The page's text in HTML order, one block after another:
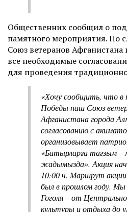
Общественник сообщил о
памятного мероприятия. По
Союз ветеранов
все необходимые
для проведения
«Хочу сообщить, что в
Победы наш Союз
Афганистана города
согласованию с
организовывает
«Батырларға тағзым –
жадымызда». Акция
10:00 ч. Маршрут
был в прошлом году. Мы
Гоголя – от
культуры и отдыха до